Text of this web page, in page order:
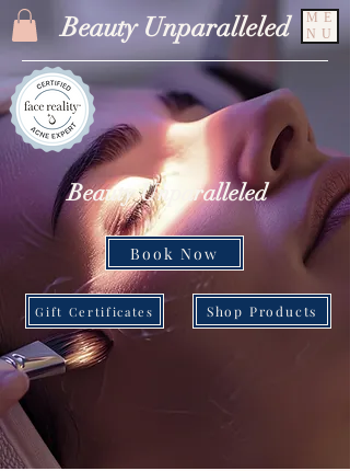
Beauty Unparalleled
ME
NU
Beauty Unparalleled
Book Now
Gift Certificates Shop Products